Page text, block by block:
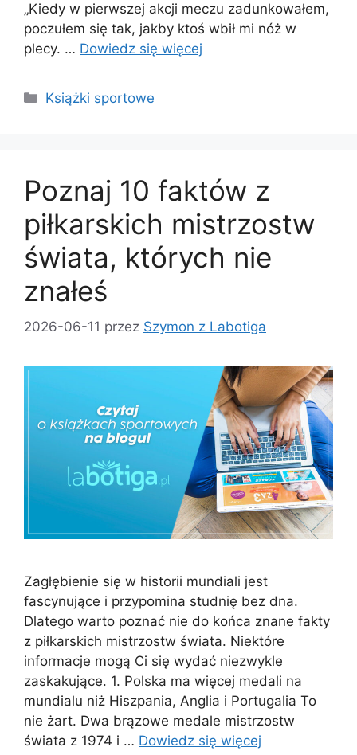
„Kiedy w pierwszej akcji meczu zadunkowałem,
poczułem się tak, jakby ktoś wbił mi nóż w
plecy. … Dowiedz się więcej
Kategorie
Książki sportowe
Poznaj 10 faktów z
piłkarskich mistrzostw
świata, których nie
znałeś
2026-06-11 przez Szymon z Labotiga
Zagłębienie się w historii mundiali jest
fascynujące i przypomina studnię bez dna.
Dlatego warto poznać nie do końca znane fakty
z piłkarskich mistrzostw świata. Niektóre
informacje mogą Ci się wydać niezwykle
zaskakujące. 1. Polska ma więcej medali na
mundialu niż Hiszpania, Anglia i Portugalia To
nie żart. Dwa brązowe medale mistrzostw
świata z 1974 i … Dowiedz się więcej